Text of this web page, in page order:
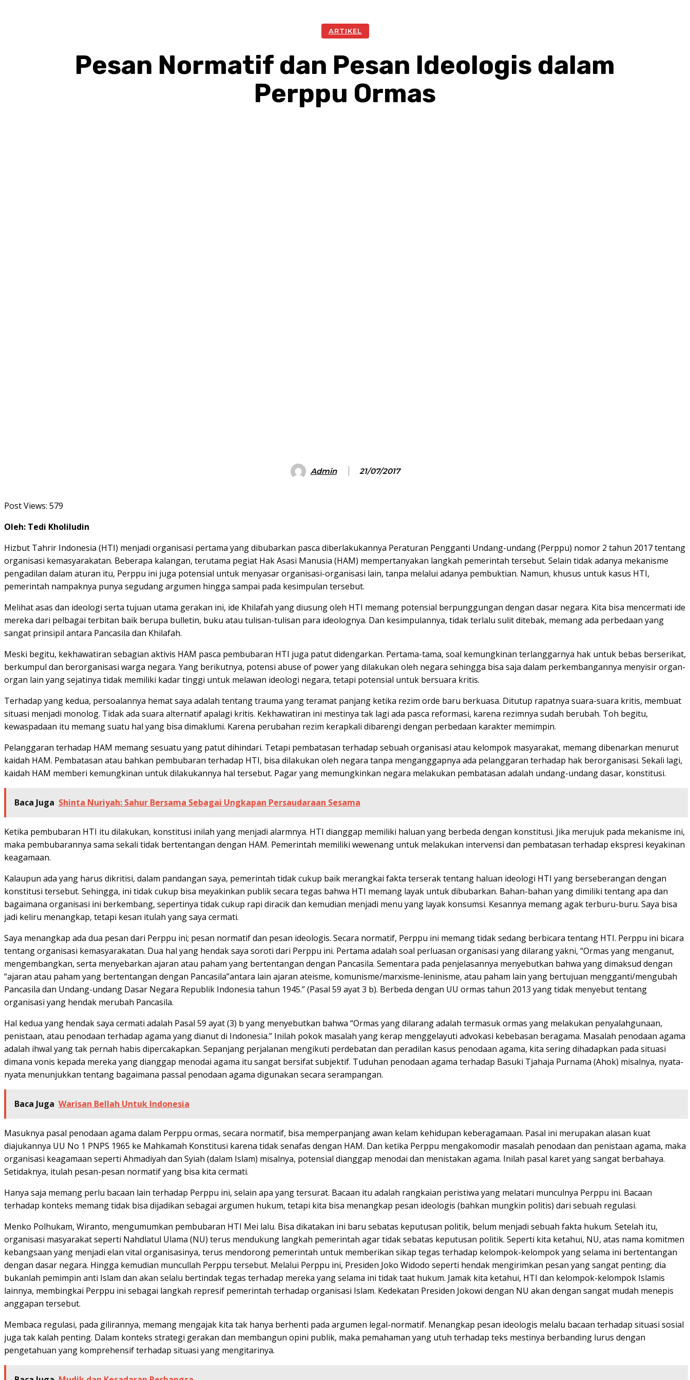
ARTIKEL
Pesan Normatif dan Pesan Ideologis dalam
Perppu Ormas
Admin 21/07/2017
Post Views: 579
Oleh: Tedi Kholiludin
Hizbut Tahrir Indonesia (HTI) menjadi organisasi pertama yang dibubarkan pasca diberlakukannya Peraturan Pengganti Undang-undang (Perppu) nomor 2 tahun 2017 tentang
organisasi kemasyarakatan. Beberapa kalangan, terutama pegiat Hak Asasi Manusia (HAM) mempertanyakan langkah pemerintah tersebut. Selain tidak adanya mekanisme
pengadilan dalam aturan itu, Perppu ini juga potensial untuk menyasar organisasi-organisasi lain, tanpa melalui adanya pembuktian. Namun, khusus untuk kasus HTI,
pemerintah nampaknya punya segudang argumen hingga sampai pada kesimpulan tersebut.
Melihat asas dan ideologi serta tujuan utama gerakan ini, ide Khilafah yang diusung oleh HTI memang potensial berpunggungan dengan dasar negara. Kita bisa mencermati ide
mereka dari pelbagai terbitan baik berupa bulletin, buku atau tulisan-tulisan para ideolognya. Dan kesimpulannya, tidak terlalu sulit ditebak, memang ada perbedaan yang
sangat prinsipil antara Pancasila dan Khilafah.
Meski begitu, kekhawatiran sebagian aktivis HAM pasca pembubaran HTI juga patut didengarkan. Pertama-tama, soal kemungkinan terlanggarnya hak untuk bebas berserikat,
berkumpul dan berorganisasi warga negara. Yang berikutnya, potensi abuse of power yang dilakukan oleh negara sehingga bisa saja dalam perkembangannya menyisir organ-
organ lain yang sejatinya tidak memiliki kadar tinggi untuk melawan ideologi negara, tetapi potensial untuk bersuara kritis.
Terhadap yang kedua, persoalannya hemat saya adalah tentang trauma yang teramat panjang ketika rezim orde baru berkuasa. Ditutup rapatnya suara-suara kritis, membuat
situasi menjadi monolog. Tidak ada suara alternatif apalagi kritis. Kekhawatiran ini mestinya tak lagi ada pasca reformasi, karena rezimnya sudah berubah. Toh begitu,
kewaspadaan itu memang suatu hal yang bisa dimaklumi. Karena perubahan rezim kerapkali dibarengi dengan perbedaan karakter memimpin.
Pelanggaran terhadap HAM memang sesuatu yang patut dihindari. Tetapi pembatasan terhadap sebuah organisasi atau kelompok masyarakat, memang dibenarkan menurut
kaidah HAM. Pembatasan atau bahkan pembubaran terhadap HTI, bisa dilakukan oleh negara tanpa menganggapnya ada pelanggaran terhadap hak berorganisasi. Sekali lagi,
kaidah HAM memberi kemungkinan untuk dilakukannya hal tersebut. Pagar yang memungkinkan negara melakukan pembatasan adalah undang-undang dasar, konstitusi.
Baca Juga Shinta Nuriyah: Sahur Bersama Sebagai Ungkapan Persaudaraan Sesama
Ketika pembubaran HTI itu dilakukan, konstitusi inilah yang menjadi alarmnya. HTI dianggap memiliki haluan yang berbeda dengan konstitusi. Jika merujuk pada mekanisme ini,
maka pembubarannya sama sekali tidak bertentangan dengan HAM. Pemerintah memiliki wewenang untuk melakukan intervensi dan pembatasan terhadap ekspresi keyakinan
keagamaan.
Kalaupun ada yang harus dikritisi, dalam pandangan saya, pemerintah tidak cukup baik merangkai fakta terserak tentang haluan ideologi HTI yang berseberangan dengan
konstitusi tersebut. Sehingga, ini tidak cukup bisa meyakinkan publik secara tegas bahwa HTI memang layak untuk dibubarkan. Bahan-bahan yang dimiliki tentang apa dan
bagaimana organisasi ini berkembang, sepertinya tidak cukup rapi diracik dan kemudian menjadi menu yang layak konsumsi. Kesannya memang agak terburu-buru. Saya bisa
jadi keliru menangkap, tetapi kesan itulah yang saya cermati.
Saya menangkap ada dua pesan dari Perppu ini; pesan normatif dan pesan ideologis. Secara normatif, Perppu ini memang tidak sedang berbicara tentang HTI. Perppu ini bicara
tentang organisasi kemasyarakatan. Dua hal yang hendak saya soroti dari Perppu ini. Pertama adalah soal perluasan organisasi yang dilarang yakni, “Ormas yang menganut,
mengembangkan, serta menyebarkan ajaran atau paham yang bertentangan dengan Pancasila. Sementara pada penjelasannya menyebutkan bahwa yang dimaksud dengan
“ajaran atau paham yang bertentangan dengan Pancasila”antara lain ajaran ateisme, komunisme/marxisme-leninisme, atau paham lain yang bertujuan mengganti/mengubah
Pancasila dan Undang-undang Dasar Negara Republik Indonesia tahun 1945.” (Pasal 59 ayat 3 b). Berbeda dengan UU ormas tahun 2013 yang tidak menyebut tentang
organisasi yang hendak merubah Pancasila.
Hal kedua yang hendak saya cermati adalah Pasal 59 ayat (3) b yang menyebutkan bahwa “Ormas yang dilarang adalah termasuk ormas yang melakukan penyalahgunaan,
penistaan, atau penodaan terhadap agama yang dianut di Indonesia.” Inilah pokok masalah yang kerap menggelayuti advokasi kebebasan beragama. Masalah penodaan agama
adalah ihwal yang tak pernah habis dipercakapkan. Sepanjang perjalanan mengikuti perdebatan dan peradilan kasus penodaan agama, kita sering dihadapkan pada situasi
dimana vonis kepada mereka yang dianggap menodai agama itu sangat bersifat subjektif. Tuduhan penodaan agama terhadap Basuki Tjahaja Purnama (Ahok) misalnya, nyata-
nyata menunjukkan tentang bagaimana passal penodaan agama digunakan secara serampangan.
Baca Juga Warisan Bellah Untuk Indonesia
Masuknya pasal penodaan agama dalam Perppu ormas, secara normatif, bisa memperpanjang awan kelam kehidupan keberagamaan. Pasal ini merupakan alasan kuat
diajukannya UU No 1 PNPS 1965 ke Mahkamah Konstitusi karena tidak senafas dengan HAM. Dan ketika Perppu mengakomodir masalah penodaan dan penistaan agama, maka
organisasi keagamaan seperti Ahmadiyah dan Syiah (dalam Islam) misalnya, potensial dianggap menodai dan menistakan agama. Inilah pasal karet yang sangat berbahaya.
Setidaknya, itulah pesan-pesan normatif yang bisa kita cermati.
Hanya saja memang perlu bacaan lain terhadap Perppu ini, selain apa yang tersurat. Bacaan itu adalah rangkaian peristiwa yang melatari munculnya Perppu ini. Bacaan
terhadap konteks memang tidak bisa dijadikan sebagai argumen hukum, tetapi kita bisa menangkap pesan ideologis (bahkan mungkin politis) dari sebuah regulasi.
Menko Polhukam, Wiranto, mengumumkan pembubaran HTI Mei lalu. Bisa dikatakan ini baru sebatas keputusan politik, belum menjadi sebuah fakta hukum. Setelah itu,
organisasi masyarakat seperti Nahdlatul Ulama (NU) terus mendukung langkah pemerintah agar tidak sebatas keputusan politik. Seperti kita ketahui, NU, atas nama komitmen
kebangsaan yang menjadi elan vital organisasinya, terus mendorong pemerintah untuk memberikan sikap tegas terhadap kelompok-kelompok yang selama ini bertentangan
dengan dasar negara. Hingga kemudian muncullah Perppu tersebut. Melalui Perppu ini, Presiden Joko Widodo seperti hendak mengirimkan pesan yang sangat penting; dia
bukanlah pemimpin anti Islam dan akan selalu bertindak tegas terhadap mereka yang selama ini tidak taat hukum. Jamak kita ketahui, HTI dan kelompok-kelompok Islamis
lainnya, membingkai Perppu ini sebagai langkah represif pemerintah terhadap organisasi Islam. Kedekatan Presiden Jokowi dengan NU akan dengan sangat mudah menepis
anggapan tersebut.
Membaca regulasi, pada gilirannya, memang mengajak kita tak hanya berhenti pada argumen legal-normatif. Menangkap pesan ideologis melalu bacaan terhadap situasi sosial
juga tak kalah penting. Dalam konteks strategi gerakan dan membangun opini publik, maka pemahaman yang utuh terhadap teks mestinya berbanding lurus dengan
pengetahuan yang komprehensif terhadap situasi yang mengitarinya.